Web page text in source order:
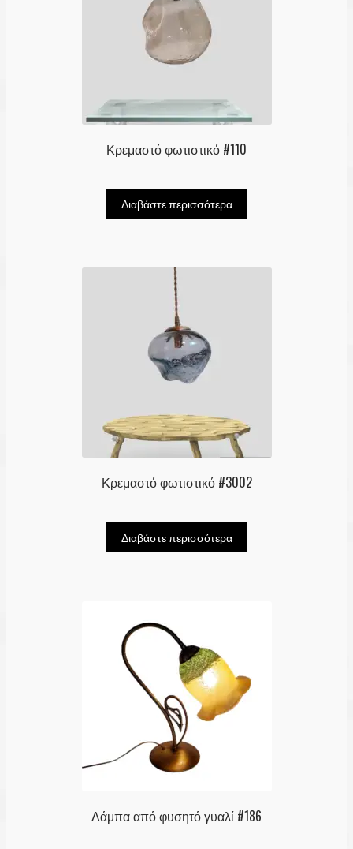
Κρεμαστό φωτιστικό #110
Διαβάστε περισσότερα
Κρεμαστό φωτιστικό #3002
Διαβάστε περισσότερα
Λάμπα από φυσητό γυαλί #186